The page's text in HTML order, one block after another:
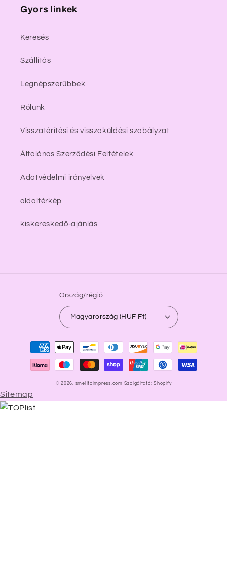
Gyors linkek
Keresés
Szállítás
Legnépszerűbbek
Rólunk
Visszatérítési és visszaküldési szabályzat
Általános Szerződési Feltételek
Adatvédelmi irányelvek
oldaltérkép
kiskereskedő-ajánlás
Ország/régió
Magyarország (HUF Ft)
Fizetési
módok
© 2026, smelltoimpress.com Szolgáltató: Shopify
Sitemap